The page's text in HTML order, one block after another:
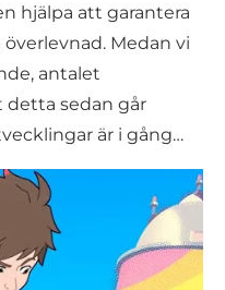
hjälpa att garantera
Medan vi
antalet
sedan går
är i gång…